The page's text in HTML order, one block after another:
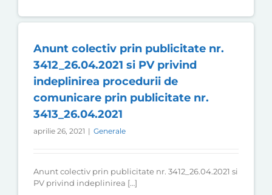
Anunt colectiv prin publicitate nr.
3412_26.04.2021 si PV privind
indeplinirea procedurii de
comunicare prin publicitate nr.
3413_26.04.2021
aprilie 26, 2021 | Generale
Anunt colectiv prin publicitate nr. 3412_26.04.2021 si
PV privind indeplinirea […]